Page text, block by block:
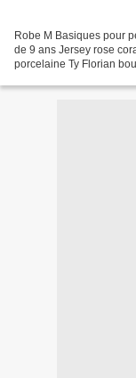
Robe M Basiques pour
de 9 ans Jersey rose
porcelaine Ty Florian